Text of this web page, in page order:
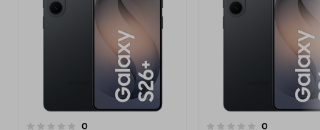
0recensioner
0.0 av 5 stjärnor 0recensioner